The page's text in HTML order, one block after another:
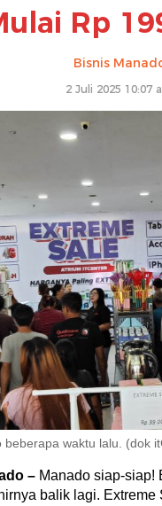
Rp
Bisnis
2 Juli 2025 10:07
waktu lalu. (dok
– Manado siap-siap!
balik lagi. Extreme